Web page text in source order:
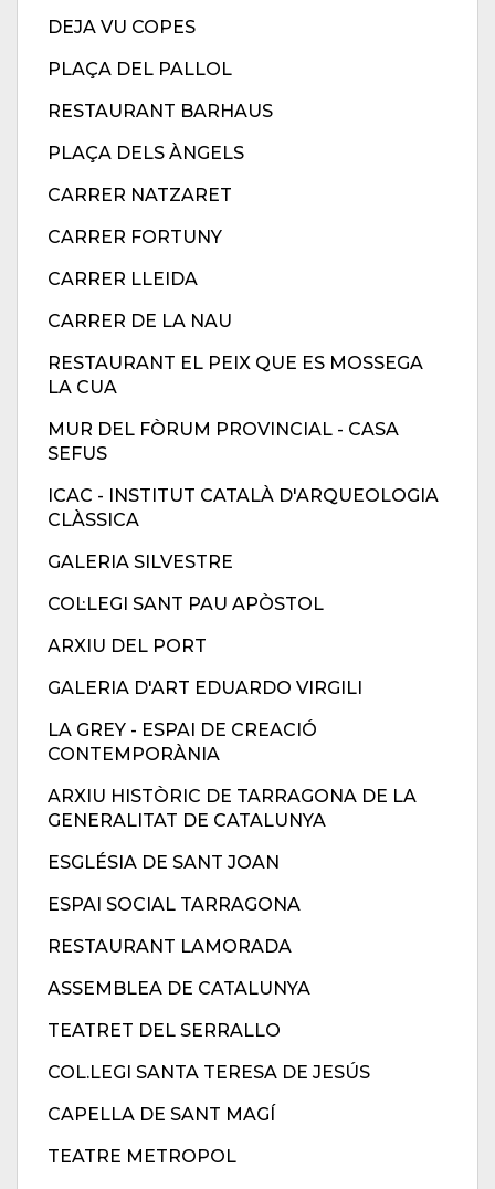
DEJA VU COPES
PLAÇA DEL PALLOL
RESTAURANT BARHAUS
PLAÇA DELS ÀNGELS
CARRER NATZARET
CARRER FORTUNY
CARRER LLEIDA
CARRER DE LA NAU
RESTAURANT EL PEIX QUE ES MOSSEGA
LA CUA
MUR DEL FÒRUM PROVINCIAL - CASA
SEFUS
ICAC - INSTITUT CATALÀ D'ARQUEOLOGIA
CLÀSSICA
GALERIA SILVESTRE
COL·LEGI SANT PAU APÒSTOL
ARXIU DEL PORT
GALERIA D'ART EDUARDO VIRGILI
LA GREY - ESPAI DE CREACIÓ
CONTEMPORÀNIA
ARXIU HISTÒRIC DE TARRAGONA DE LA
GENERALITAT DE CATALUNYA
ESGLÉSIA DE SANT JOAN
ESPAI SOCIAL TARRAGONA
RESTAURANT LAMORADA
ASSEMBLEA DE CATALUNYA
TEATRET DEL SERRALLO
COL.LEGI SANTA TERESA DE JESÚS
CAPELLA DE SANT MAGÍ
TEATRE METROPOL